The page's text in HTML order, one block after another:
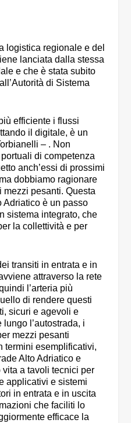
logistica regionale e del
lanciata dalla stessa
e che è stata subito
di Sistema
efficiente i flussi
il digitale, è un
– . Non
di competenza
anch’essi di prossimi
dobbiamo ragionare
mezzi pesanti. Questa
Adriatico è un passo
sistema integrato, che
la collettività e per
transiti in entrata e in
attraverso la rete
l’arteria più
di rendere questi
sicuri e agevoli e
l’autostrada, i
mezzi pesanti
termini esemplificativi,
Alto Adriatico e
a tavoli tecnici per
applicativi e sistemi
in entrata e in uscita
che faciliti lo
efficace la